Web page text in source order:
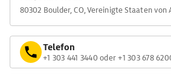
80302 Boulder, CO, Vereinigte Staaten von
Telefon
+1 303 441 3440 oder +1 303 678